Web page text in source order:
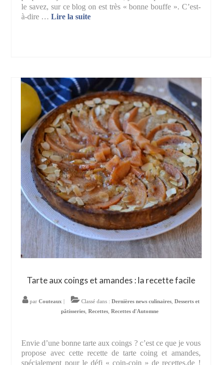
le savez, sur ce blog on est très « bonne bouffe ». C’est-
à-dire …Lire la suite­­
Tarte aux coings et amandes : la recette facile
par Couteaux Classé dans : Dernières news culinaires Desserts et
pâtisseries Recettes Recettes d'Automne
Envie d’une bonne tarte aux coings ? c’est ce que je vous
propose avec cette recette de tarte coing et amandes,
spécialement pour le défi « coin-coin » de recettes.de !